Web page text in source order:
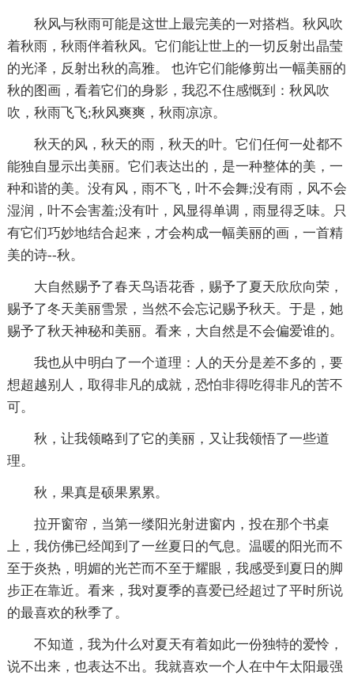
秋风与秋雨可能是这世上最完美的一对搭档。秋风吹
着秋雨，秋雨伴着秋风。它们能让世上的一切反射出晶莹
的光泽，反射出秋的高雅。 也许它们能修剪出一幅美丽的
秋的图画，看着它们的身影，我忍不住感慨到：秋风吹
吹，秋雨飞飞;秋风爽爽，秋雨凉凉。
秋天的风，秋天的雨，秋天的叶。它们任何一处都不
能独自显示出美丽。它们表达出的，是一种整体的美，一
种和谐的美。没有风，雨不飞，叶不会舞;没有雨，风不会
湿润，叶不会害羞;没有叶，风显得单调，雨显得乏味。只
有它们巧妙地结合起来，才会构成一幅美丽的画，一首精
美的诗--秋。
大自然赐予了春天鸟语花香，赐予了夏天欣欣向荣，
赐予了冬天美丽雪景，当然不会忘记赐予秋天。于是，她
赐予了秋天神秘和美丽。看来，大自然是不会偏爱谁的。
我也从中明白了一个道理：人的天分是差不多的，要
想超越别人，取得非凡的成就，恐怕非得吃得非凡的苦不
可。
秋，让我领略到了它的美丽，又让我领悟了一些道
理。
秋，果真是硕果累累。
拉开窗帘，当第一缕阳光射进窗内，投在那个书桌
上，我仿佛已经闻到了一丝夏日的气息。温暖的阳光而不
至于炎热，明媚的光芒而不至于耀眼，我感受到夏日的脚
步正在靠近。看来，我对夏季的喜爱已经超过了平时所说
的最喜欢的秋季了。
不知道，我为什么对夏天有着如此一份独特的爱怜，
说不出来，也表达不出。我就喜欢一个人在中午太阳最强